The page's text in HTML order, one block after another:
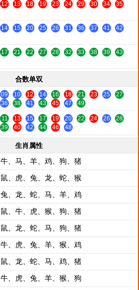
12 13 18 19 23 24 29 30 34
35
14 15 20 25 26 31 36 37 41
42
17 21 22 27 28 32 33 38 39
43
合数单双
09 10 12 14 16 18 21 23 25
27
36 38 41 43 45 47 49
11 13 15 17 19 20 22 24 26
28
39 40 42 44 46 48
生肖属性
牛、马、羊、鸡、狗、猪
鼠、虎、兔、龙、蛇、猴
兔、龙、蛇、马、羊、鸡
鼠、牛、虎、猴、狗、猪
鼠、龙、蛇、马、狗、猪
牛、虎、兔、羊、猴、鸡
鼠、龙、蛇、马、鸡、猪
牛、虎、兔、羊、猴、狗